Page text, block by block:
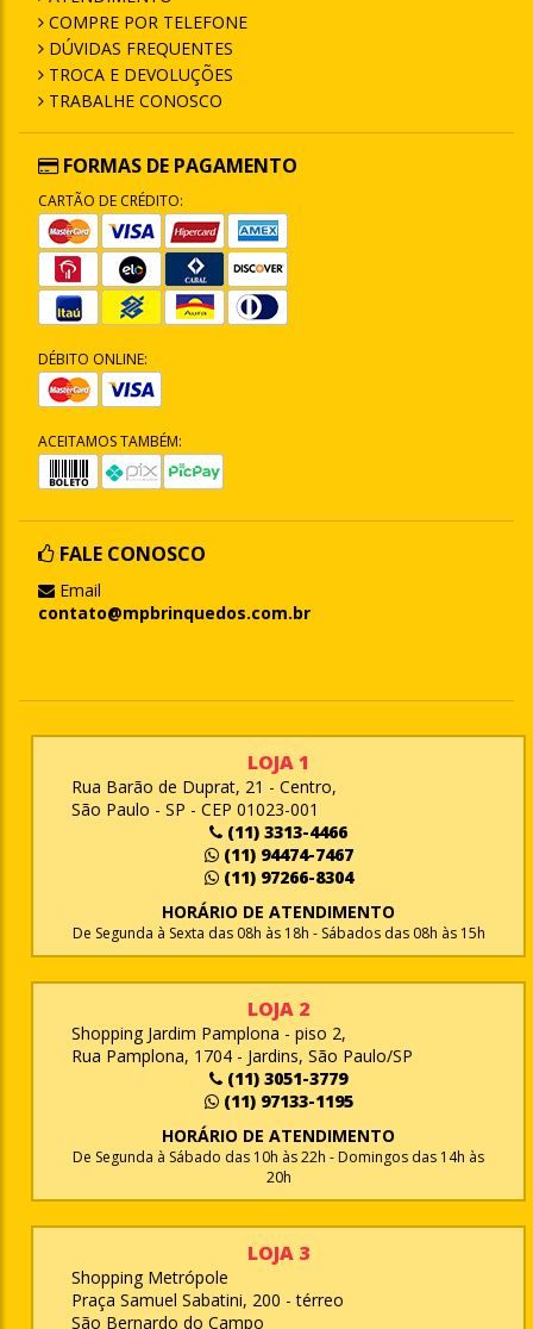
COMPRE POR TELEFONE
DÚVIDAS FREQUENTES
TROCA E DEVOLUÇÕES
TRABALHE CONOSCO
FORMAS DE PAGAMENTO
CARTÃO DE CRÉDITO:
DÉBITO ONLINE:
ACEITAMOS TAMBÉM:
FALE CONOSCO
Email
contato@mpbrinquedos.com.br
LOJA 1
Rua Barão de Duprat, 21 - Centro,
São Paulo - SP - CEP 01023-001
(11) 3313-4466
(11) 94474-7467
(11) 97266-8304
HORÁRIO DE ATENDIMENTO
De Segunda à Sexta das 08h às 18h - Sábados das 08h às 15h
LOJA 2
Shopping Jardim Pamplona - piso 2,
Rua Pamplona, 1704 - Jardins, São Paulo/SP
(11) 3051-3779
(11) 97133-1195
HORÁRIO DE ATENDIMENTO
De Segunda à Sábado das 10h às 22h - Domingos das 14h às
20h
LOJA 3
Shopping Metrópole
Praça Samuel Sabatini, 200 - térreo
São Bernardo do Campo